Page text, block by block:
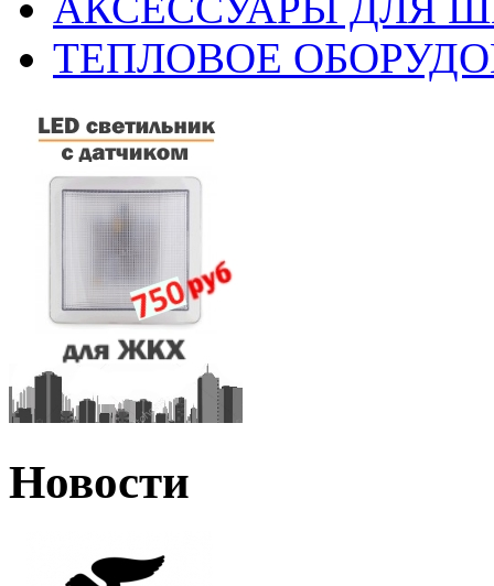
ТЕПЛОВОЕ
Новости